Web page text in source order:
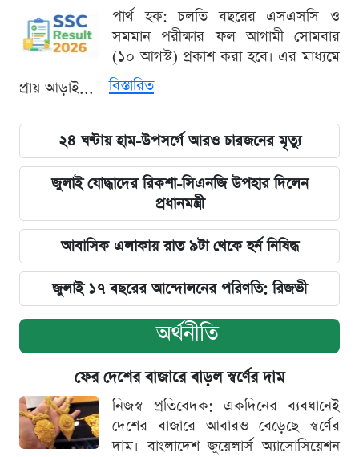
পার্থ হক: চলতি বছরের এসএসসি ও
সমমান পরীক্ষার ফল আগামী সোমবার
(১০ আগস্ট) প্রকাশ করা হবে। এর মাধ্যমে
প্রায় আড়াই...
বিস্তারিত
২৪ ঘণ্টায় হাম-উপসর্গে আরও চারজনের মৃত্যু
জুলাই যোদ্ধাদের রিকশা-সিএনজি উপহার দিলেন
প্রধানমন্ত্রী
আবাসিক এলাকায় রাত ৯টা থেকে হর্ন নিষিদ্ধ
জুলাই ১৭ বছরের আন্দোলনের পরিণতি: রিজভী
অর্থনীতি
ফের দেশের বাজারে বাড়ল স্বর্ণের দাম
নিজস্ব প্রতিবেদক: একদিনের ব্যবধানেই
দেশের বাজারে আবারও বেড়েছে স্বর্ণের
দাম। বাংলাদেশ জুয়েলার্স অ্যাসোসিয়েশন